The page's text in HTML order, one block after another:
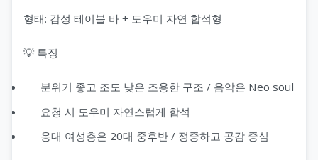
형태: 감성 테이블 바 + 도우미 자연 합석형
💡 특징
분위기 좋고 조도 낮은 조용한 구조 / 음악은 Neo soul
요청 시 도우미 자연스럽게 합석
응대 여성층은 20대 중후반 / 정중하고 공감 중심